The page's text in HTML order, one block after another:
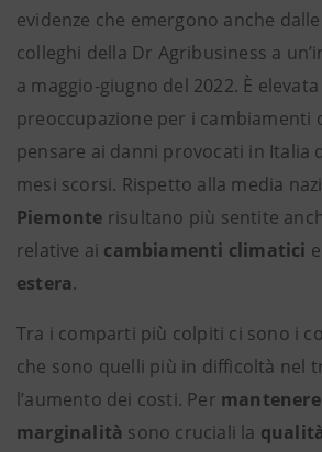
evidenze che emergono anche
colleghi della Dr Agribusiness a
a maggio-giugno del 2022. È
preoccupazione per i cambiamenti
pensare ai danni provocati in Italia
mesi scorsi. Rispetto alla media
Piemonte risultano più sentite
relative ai cambiamenti climatici
estera.
Tra i comparti più colpiti ci sono i
che sono quelli più in difficoltà nel
l’aumento dei costi. Per
marginalità sono cruciali la qualità